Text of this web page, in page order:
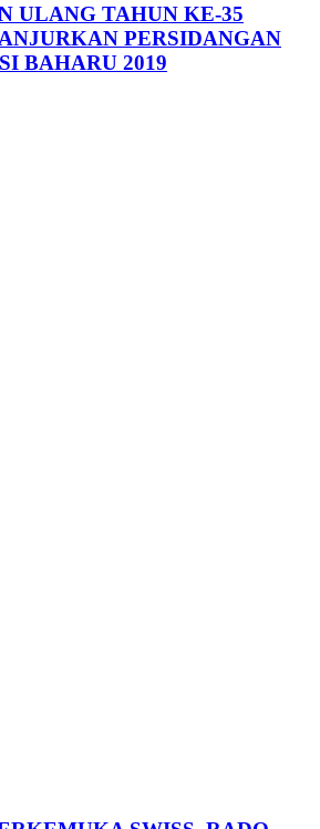
ULANG TAHUN KE-35
PERSIDANGAN
BAHARU 2019